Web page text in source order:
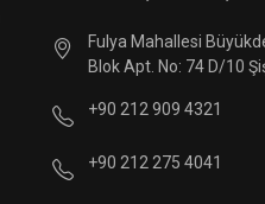
Fulya Mahallesi
Blok Apt. No: 74 D/10
+90 212 909 4321
+90 212 275 4041